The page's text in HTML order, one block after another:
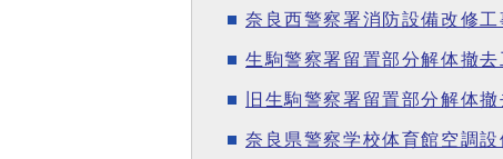
奈良西警察署消防設備改修工
生駒警察署留置部分解体撤
旧生駒警察署留置部分解体
奈良県警察学校体育館空調設